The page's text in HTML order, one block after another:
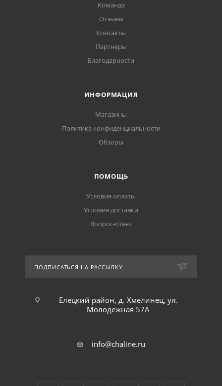
Команда
Отзывы
Контакты
Партнеры
Благодарности
ИНФОРМАЦИЯ
Магазины
Политика конфиденциальности
Обзоры
ПОМОЩЬ
Условия оплаты
Условия доставки
Вопрос-ответ
ПОДПИСАТЬСЯ НА РАССЫЛКУ
Елецкий район, д. Хмелинец, ул.
Молодежная 57А
info@chaline.ru